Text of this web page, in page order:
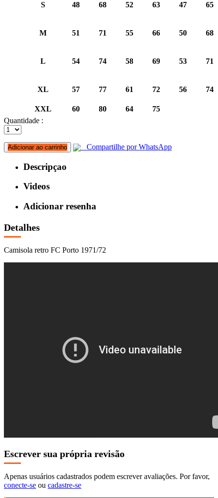
S 48 68 52 63 47 65
M 51 71 55 66 50 68
L 54 74 58 69 53 71
XL 57 77 61 72 56 74
XXL 60 80 64
75
Quantidade :
Adicionar ao carrinho Compartilhe por WhatsApp
Descripçao
Videos
Adicionar resenha
Detalhes
Camisola retro FC Porto 1971/72
Escrever sua própria revisão
Apenas usuários cadastrados podem escrever avaliações. Por favor,
conecte-se ou cadastre-se